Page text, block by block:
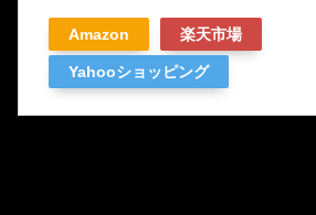
Amazon 楽天市場
Yahooショッピング